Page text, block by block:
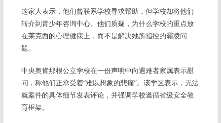
这家人表示，他们曾联系学校寻求帮助，但学校却将他们
转介到青少年咨询中心。他们质疑，为什么学校的重点放
在莱克西的心理健康上，而不是解决她所指控的霸凌问
题。
中央奥肯那根公立学校在一份声明中向遇难者家属表示慰
问，称他们正承受着“难以想象的悲痛”。该学区表示，无法
就案件的具体细节发表评论，并强调学校遵循省级安全教
育框架。